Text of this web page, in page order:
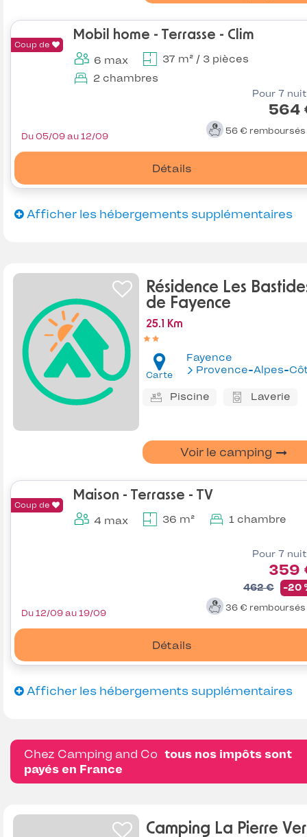
Coup de
Mobil home - Terrasse - Clim
6 max
37 m² / 3 pièces
2 chambres
Pour 7
564
56 € remboursés
Détails
Du 05/09 au 12/09
Afficher les hébergements supplémentaires
Résidence Les
de Fayence
25.1 Km
Carte
Fayence
Provence-Alpes-Côte
Piscine Laverie
Voir le camping
Coup de
Maison - Terrasse - TV
4 max 36 m² 1 chambre
Pour 7
359
462 € -20
36 € remboursés
Détails
Du 12/09 au 19/09
Afficher les hébergements supplémentaires
Chez Camping and Co tous nos impôts sont
payés en France
Camping La Pierre